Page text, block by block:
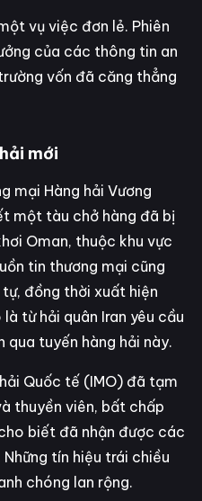
vụ việc đơn lẻ. Phiên
của các thông tin an
vốn đã căng thẳng
mới
mại Hàng hải Vương
một tàu chở hàng đã bị
Oman, thuộc khu vực
tin thương mại cũng
đồng thời xuất hiện
từ hải quân Iran yêu cầu
qua tuyến hàng hải này.
Quốc tế (IMO) đã tạm
thuyền viên, bất chấp
biết đã nhận được các
tín hiệu trái chiều
chóng lan rộng.